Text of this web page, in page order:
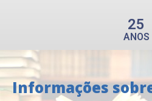
25
ANOS
Informações